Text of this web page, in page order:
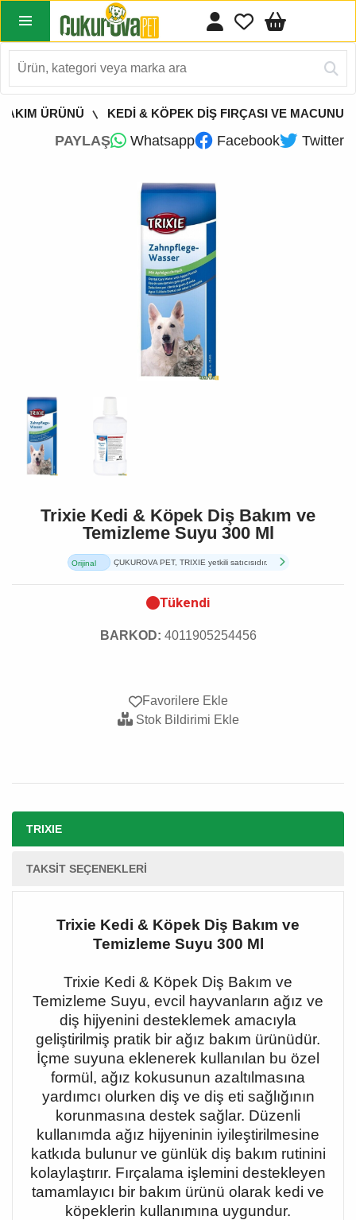
ÜRÜNÜ KEDİ & KÖPEK DİŞ FIRÇASI VE MACUNU
PAYLAŞ Whatsapp Facebook Twitter
Trixie Kedi & Köpek Diş Bakım ve
Temizleme Suyu 300 Ml
Orijinal
ÇUKUROVA PET, TRIXIE yetkili satıcısıdır.
Tükendi
BARKOD: 4011905254456
Favorilere Ekle
Stok Bildirimi Ekle
TRIXIE
TAKSIT SEÇENEKLERI
Trixie Kedi & Köpek Diş Bakım ve
Temizleme Suyu 300 Ml
Trixie Kedi & Köpek Diş Bakım ve
Temizleme Suyu, evcil hayvanların ağız ve
diş hijyenini desteklemek amacıyla
geliştirilmiş pratik bir ağız bakım ürünüdür.
İçme suyuna eklenerek kullanılan bu özel
formül, ağız kokusunun azaltılmasına
yardımcı olurken diş ve diş eti sağlığının
korunmasına destek sağlar. Düzenli
kullanımda ağız hijyeninin iyileştirilmesine
katkıda bulunur ve günlük diş bakım rutinini
kolaylaştırır. Fırçalama işlemini destekleyen
tamamlayıcı bir bakım ürünü olarak kedi ve
köpeklerin kullanımına uygundur.